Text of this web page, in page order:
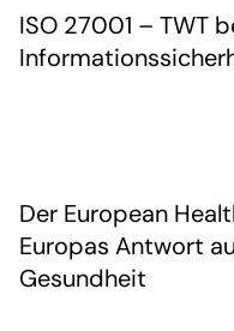
ISO 27001 – TWT
Der European
Europas Antwort
Gesundheit